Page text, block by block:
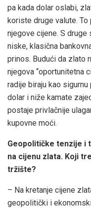
pa kada dolar oslabi,
koriste druge valute.
njegove cijene. S druge
niske, klasična
prinos. Budući da zlato
njegova ‘‘oportunitetna
radije biraju kao
dolar i niže kamate
postaje privlačnije
kupovne moći.
Geopolitičke tenzije i
na cijenu zlata. Koji
tržište?
– Na kretanje cijene
geopolitički i